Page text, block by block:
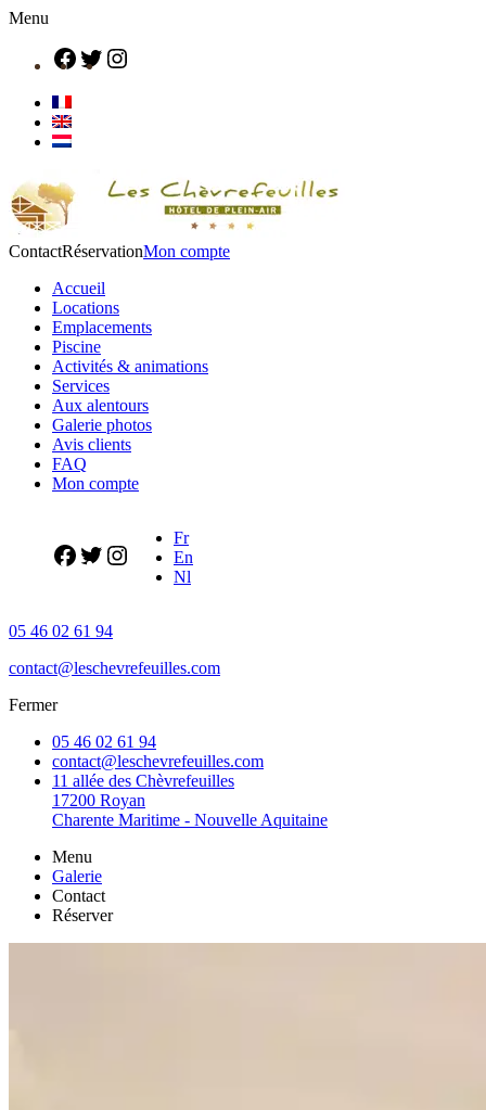
Menu
ContactRéservationMon compte
Accueil
Locations
Emplacements
Piscine
Activités & animations
Services
Aux alentours
Galerie photos
Avis clients
FAQ
Mon compte
Fr
En
Nl
05 46 02 61 94
contact@leschevrefeuilles.com
Fermer
05 46 02 61 94
contact@leschevrefeuilles.com
11 allée des Chèvrefeuilles
17200 Royan
Charente Maritime - Nouvelle Aquitaine
Menu
Galerie
Contact
Réserver